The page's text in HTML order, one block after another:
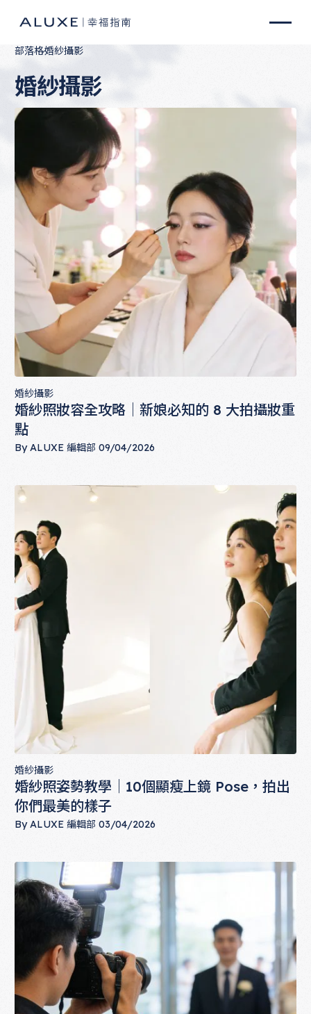
部落格婚紗攝影
婚紗攝影
婚紗攝影
婚紗照妝容全攻略｜新娘必知的 8 大拍攝妝重
點
ByALUXE 編輯部09/04/2026
婚紗攝影
婚紗照姿勢教學｜10個顯瘦上鏡 Pose，拍出
你們最美的樣子
ByALUXE 編輯部03/04/2026